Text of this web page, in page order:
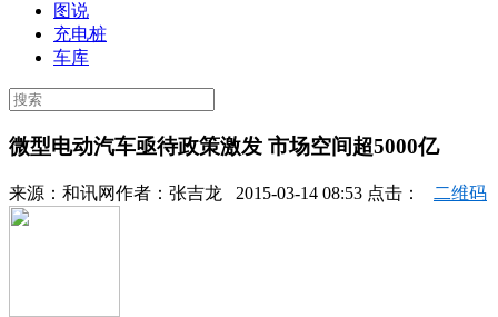
图说
充电桩
车库
微型电动汽车亟待政策激发 市场空间超5000亿
来源： 和讯网作者： 张吉龙 2015-03-14 08:53 点击： 二维码